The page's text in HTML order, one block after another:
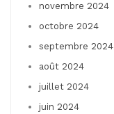
novembre 2024
octobre 2024
septembre 2024
août 2024
juillet 2024
juin 2024